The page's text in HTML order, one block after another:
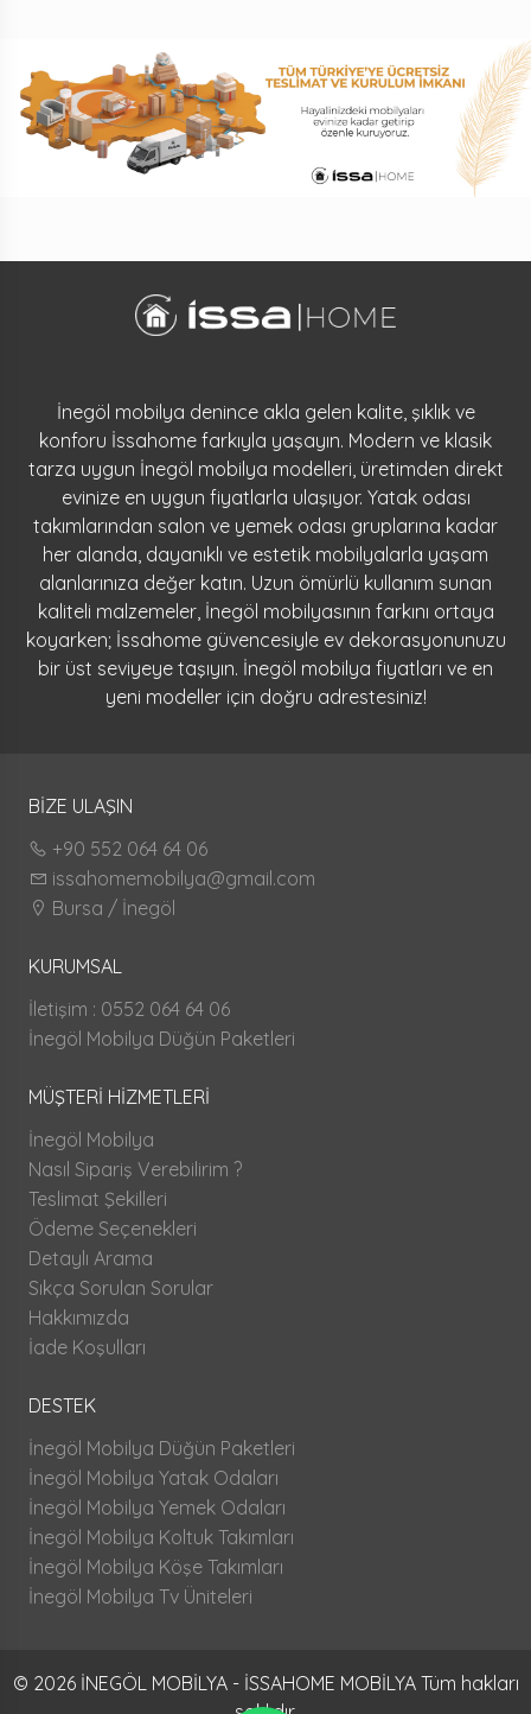
İnegöl mobilya denince akla gelen kalite, şıklık ve
konforu İssahome farkıyla yaşayın. Modern ve klasik
tarza uygun İnegöl mobilya modelleri, üretimden direkt
evinize en uygun fiyatlarla ulaşıyor. Yatak odası
takımlarından salon ve yemek odası gruplarına kadar
her alanda, dayanıklı ve estetik mobilyalarla yaşam
alanlarınıza değer katın. Uzun ömürlü kullanım sunan
kaliteli malzemeler, İnegöl mobilyasının farkını ortaya
koyarken; İssahome güvencesiyle ev dekorasyonunuzu
bir üst seviyeye taşıyın. İnegöl mobilya fiyatları ve en
yeni modeller için doğru adrestesiniz!
BİZE ULAŞIN
+90 552 064 64 06
issahomemobilya@gmail.com
Bursa / İnegöl
KURUMSAL
İletişim : 0552 064 64 06
İnegöl Mobilya Düğün Paketleri
MÜŞTERİ HİZMETLERİ
İnegöl Mobilya
Nasıl Sipariş Verebilirim ?
Teslimat Şekilleri
Ödeme Seçenekleri
Detaylı Arama
Sıkça Sorulan Sorular
Hakkımızda
İade Koşulları
DESTEK
İnegöl Mobilya Düğün Paketleri
İnegöl Mobilya Yatak Odaları
İnegöl Mobilya Yemek Odaları
İnegöl Mobilya Koltuk Takımları
İnegöl Mobilya Köşe Takımları
İnegöl Mobilya Tv Üniteleri
© 2026 İNEGÖL MOBİLYA - İSSAHOME MOBİLYA Tüm hakları